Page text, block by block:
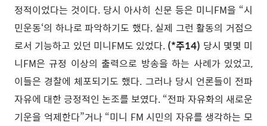
정적이었다는 것이다. 당시 아사히 신문 등은 미니FM을 “시
민운동‘의 하나로 파악하기도 했다. 실제 그런 활동의 거점으
로서 기능하고 있던 미니FM도 있었다. (*주14) 당시 몇몇 미
니FM은 규정 이상의 출력으로 방송을 하는 사례가 있었고,
이들은 경찰에 체포되기도 했다. 그러나 당시 언론들이 전파
자유에 대한 긍정적인 논조를 보였다. “전파 자유화의 새로운
기운을 억제한다”거나 “미니 FM 시민의 자유를 생각하는 모